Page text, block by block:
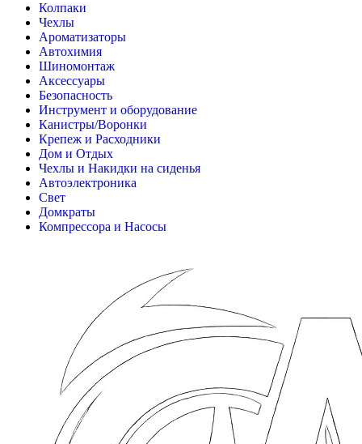
Колпаки
Чехлы
Ароматизаторы
Автохимия
Шиномонтаж
Аксессуары
Безопасность
Инструмент и оборудование
Канистры/Воронки
Крепеж и Расходники
Дом и Отдых
Чехлы и Накидки на сиденья
Автоэлектроника
Свет
Домкраты
Компрессора и Насосы